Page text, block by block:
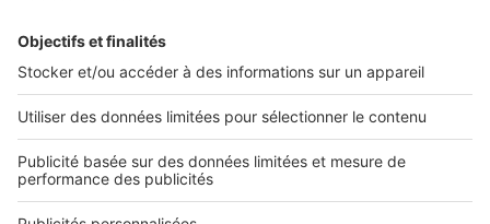
L'ENTREPRISE
Nous contacter
Nous recrutons